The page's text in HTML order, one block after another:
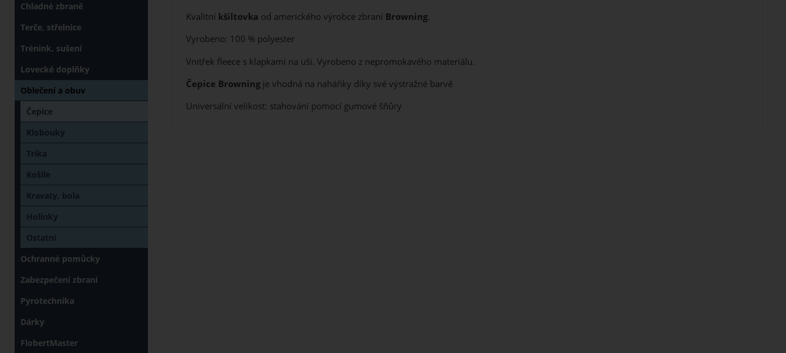
Kvalitní kšiltovka od amerického výrobce zbraníBrowning.
Vyrobeno: 100 % polyester
Vnitřek fleece s klapkami na uši. Vyrobeno z nepromokavého materiálu.
Čepice Browning je vhodná na naháňky díky své výstražné barvě
Universální velikost: stahování pomocí gumové šňůry
Chladné zbraně
Terče, střelnice
Trénink, sušení
Lovecké doplňky
Oblečení a obuv
Čepice
Klobouky
Trika
Košile
Kravaty, bola
Holinky
Ostatní
Ochranné pomůcky
Zabezpečení zbraní
Pyrotechnika
Dárky
FlobertMaster